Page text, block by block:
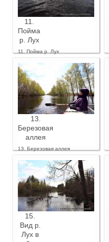
11.
Пойма
р. Лух
11. Пойма р. Лух
13.
Березовая
аллея
13. Березовая аллея
15.
Вид р.
Лух в